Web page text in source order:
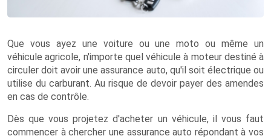
Que vous ayez une voiture ou une moto ou même un
véhicule agricole, n'importe quel véhicule à moteur destiné à
circuler doit avoir une assurance auto, qu'il soit électrique ou
utilise du carburant. Au risque de devoir payer des amendes
en cas de contrôle.
Dès que vous projetez d'acheter un véhicule, il vous faut
commencer à chercher une assurance auto répondant à vos